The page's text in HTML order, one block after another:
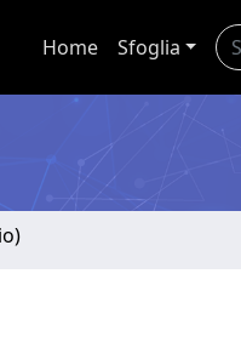
Home Sfoglia